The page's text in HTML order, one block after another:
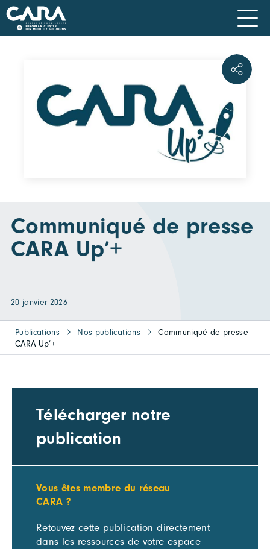
Communiqué de presse
CARA Up’+
20 janvier 2026
Publications Nos publications
Communiqué de presse
CARA Up’+
Télécharger notre
publication
Vous êtes membre du réseau
CARA ?
Retouvez cette publication directement
dans les ressources de votre espace